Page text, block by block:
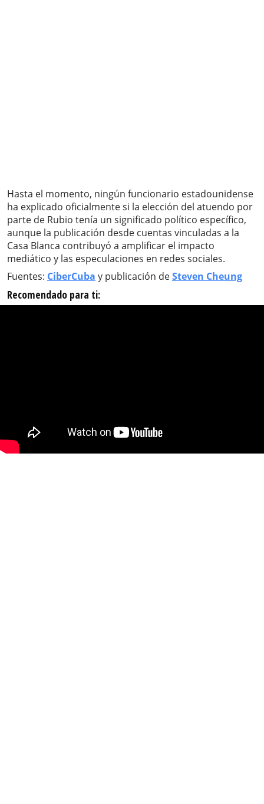
Hasta el momento, ningún funcionario estadounidense
ha explicado oficialmente si la elección del atuendo por
parte de Rubio tenía un significado político específico,
aunque la publicación desde cuentas vinculadas a la
Casa Blanca contribuyó a amplificar el impacto
mediático y las especulaciones en redes sociales.
Fuentes: CiberCuba y publicación deSteven Cheung
Recomendado para ti: